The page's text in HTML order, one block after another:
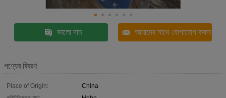
ভালো দাম আমাদের সাথে যোগাযোগ করুন
পণ্যের বিবরণ
Place of Origin:
China